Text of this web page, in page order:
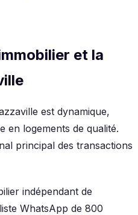
et la
est dynamique,
en logements de qualité.
principal des transactions
indépendant de
WhatsApp de 800